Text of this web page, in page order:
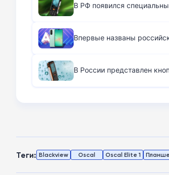
В РФ появился
Впервые названы
В России представлен
Теги: Blackview Oscal Oscal Elite 1